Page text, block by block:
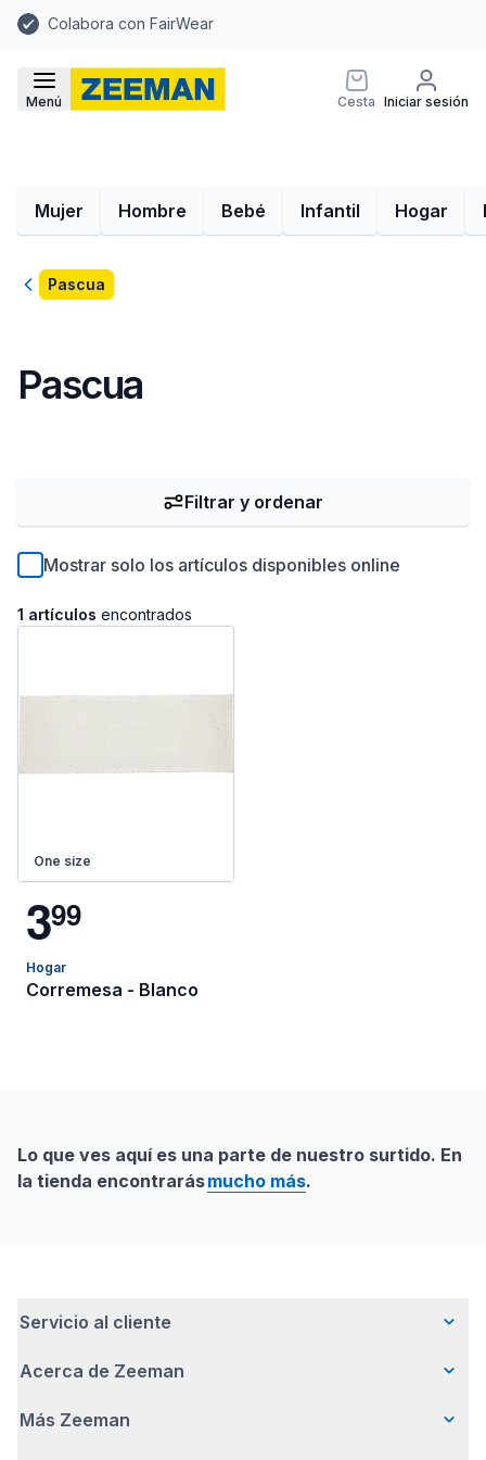
Colabora con FairWear
Menú Cesta Iniciar sesión
Mujer Hombre Bebé Infantil Hogar
VolverPascua
Pascua
Mostrar solo los artículos disponibles online
1 artículos encontrados
Filtrar y ordenar
One size
399
Hogar
Corremesa - Blanco
Lo que ves aquí es una parte de nuestro surtido. En
la tienda encontrarásmucho más.
Servicio al cliente
Preguntas frecuentes
Entrega
Acerca de Zeeman
Quiénes somos
Más Zeeman